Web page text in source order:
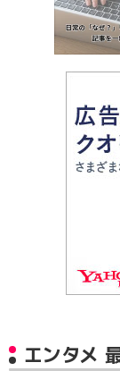
エンタメ